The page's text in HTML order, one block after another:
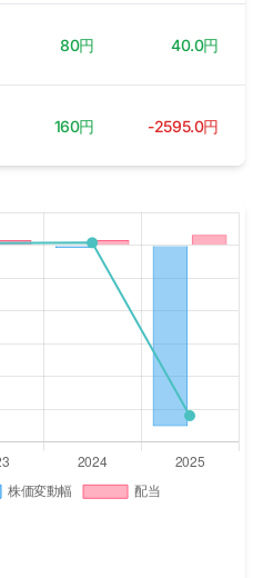
80円 40.0円
160円 -2595.0円